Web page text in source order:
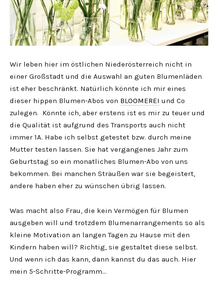
Wir leben hier im östlichen Niederösterreich nicht in
einer Großstadt und die Auswahl an guten Blumenläden
ist eher beschränkt. Natürlich könnte ich mir eines
dieser hippen Blumen-Abos von BLOOMEREI und Co
zulegen. Könnte ich, aber erstens ist es mir zu teuer und
die Qualität ist aufgrund des Transports auch nicht
immer 1A. Habe ich selbst getestet bzw. durch meine
Mutter testen lassen. Sie hat vergangenes Jahr zum
Geburtstag so ein monatliches Blumen-Abo von uns
bekommen. Bei manchen Sträußen war sie begeistert,
andere haben eher zu wünschen übrig lassen.
Was macht also Frau, die kein Vermögen für Blumen
ausgeben will und trotzdem Blumenarrangements so als
kleine Motivation an langen Tagen zu Hause mit den
Kindern haben will? Richtig, sie gestaltet diese selbst.
Und wenn ich das kann, dann kannst du das auch. Hier
mein 5-Schritte-Programm…